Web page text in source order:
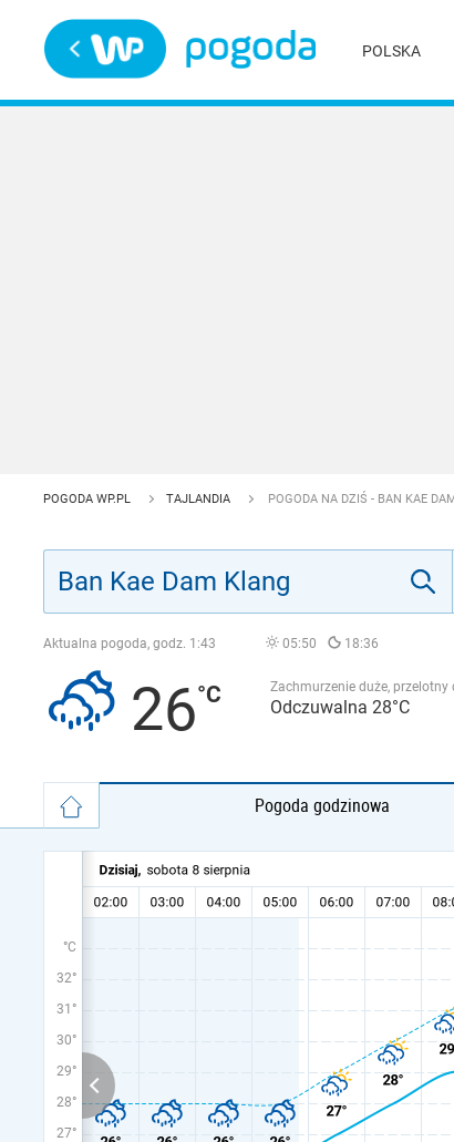
POLSKA
POGODA WP.PL TAJLANDIA POGODA NA DZIŚ - BAN KAE
Aktualna pogoda, godz. 1:43 05:50 18:36
26 Zachmurzenie duże, przelotny
Odczuwalna 28°C
Pogoda godzinowa
°C
32°
31°
30°
29°
28°
27°